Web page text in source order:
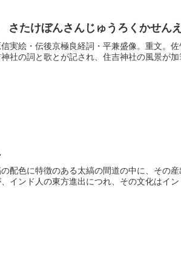
たけぼんさんじゅうろくかせんえ
実絵・伝後京極良経詞・平兼盛像。重文。
社の詞と歌とが記され、住吉神社の風景が
配色に特徴のある太縞の間道の中に、その
インド人の東方進出につれ、その文化はイン